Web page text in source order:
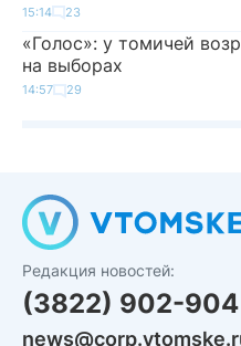
15:14 23
«Голос»: у томичей
на выборах
14:57 29
Редакция новостей:
(3822) 902-904